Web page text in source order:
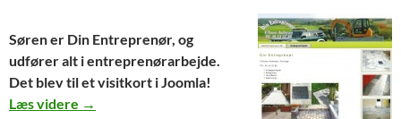
Søren er Din Entreprenør, og
udfører alt i entreprenørarbejde.
Det blev til et visitkort i Joomla!
Læs videre DinEntreprenør.dk
→